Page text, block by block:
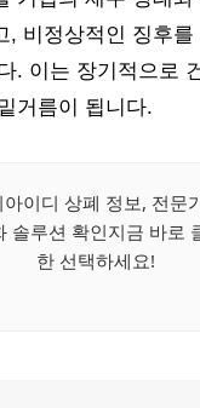
, 비정상적인 징후를
. 이는 장기적으로
거름이 됩니다.
아이디 상폐 정보, 전문
솔루션 확인지금 바로
한 선택하세요!